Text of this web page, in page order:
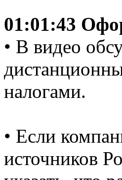
01:01:43
• В видео
налогами.
• Если
источников